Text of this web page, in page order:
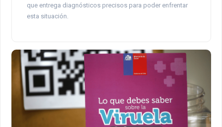
que entrega diagnósticos precisos para poder enfrentar
esta situación.